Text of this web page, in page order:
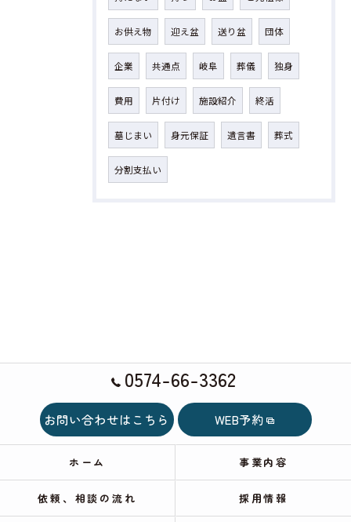
お供え物 迎え盆 送り盆 団体
企業 共通点 岐阜 葬儀 独身
費用 片付け 施設紹介 終活
墓じまい 身元保証 遺言書 葬式
分割支払い
0574-66-3362
お問い合わせはこちら WEB予約
ホーム 事業内容
依頼、相談の流れ 採用情報